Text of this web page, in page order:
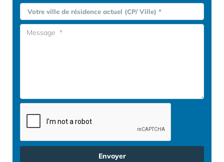
Votre ville de résidence actuel (CP/ Ville) *
Envoyer